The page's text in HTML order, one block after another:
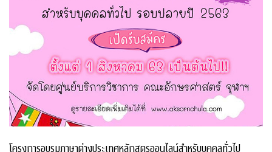
โครงการอบรมภาษาต่างประเทศหลักสูตรออนไลน์สำหรับบุคคลทั่วไป